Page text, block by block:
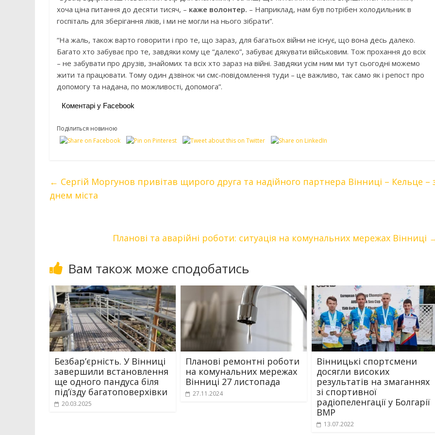
хоча ціна питання до десяти тисяч, – каже волонтер. – Наприклад, нам був потрібен холодильник в
госпіталь для зберігання ліків, і ми не могли на нього зібрати”.
“На жаль, також варто говорити і про те, що зараз, для багатьох війни не існує, що вона десь далеко.
Багато хто забуває про те, завдяки кому це “далеко”, забуває дякувати військовим. Тож прохання до всіх
– не забувати про друзів, знайомих та всіх хто зараз на війні. Завдяки усім ним ми тут сьогодні можемо
жити та працювати. Тому один дзвінок чи смс-повідомлення туди – це важливо, так само як і репост про
допомогу та надана, по можливості, допомога”.
Коментарі у Facebook
Поділиться новиною
← Сергій Моргунов привітав щирого друга та надійного партнера Вінниці – Кельце –
днем міста
Планові та аварійні роботи: ситуація на комунальних мережах Вінниці
Вам також може сподобатись
Безбар’єрність. У Вінниці
завершили встановлення
ще одного пандуса біля
під’їзду багатоповерхівки
20.03.2025
Планові ремонтні роботи
на комунальних мережах
Вінниці 27 листопада
27.11.2024
Вінницькі спортсмени
досягли високих
результатів на змаганнях
зі спортивної
радіопеленгації у Болгарії
ВМР
13.07.2022